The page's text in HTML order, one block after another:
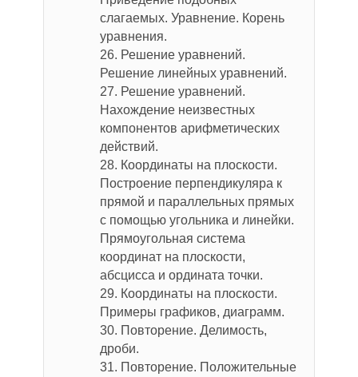
слагаемых. Уравнение. Корень
уравнения.
26. Решение уравнений.
Решение линейных уравнений.
27. Решение уравнений.
Нахождение неизвестных
компонентов арифметических
действий.
28. Координаты на плоскости.
Построение перпендикуляра к
прямой и параллельных прямых
с помощью угольника и линейки.
Прямоугольная система
координат на плоскости,
абсцисса и ордината точки.
29. Координаты на плоскости.
Примеры графиков, диаграмм.
30. Повторение. Делимость,
дроби.
31. Повторение. Положительные